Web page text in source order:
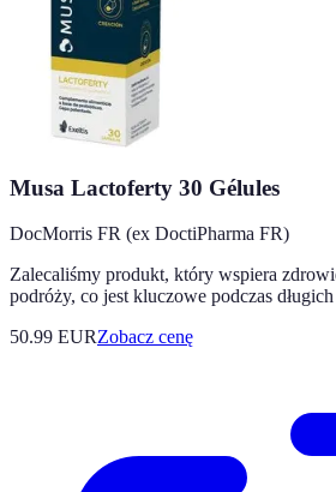
Musa Lactoferty 30 Gélules
DocMorris FR (ex DoctiPharma FR)
Zalecaliśmy produkt, który wspiera
podróży, co jest kluczowe podczas
50.99 EURZobacz cenę